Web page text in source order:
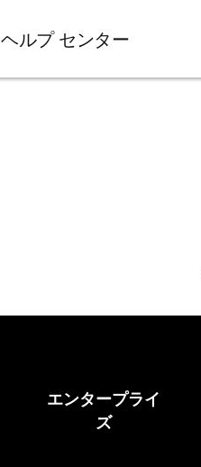
ヘルプ センター
エンタープライ
ズ